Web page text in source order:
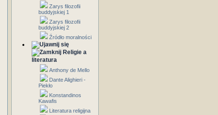
Zarys filozofii
buddyjskiej 1
Zarys filozofii
buddyjskiej 2
Źródło moralności
Religie a
literatura
Anthony de Mello
Dante Alighieri -
Piekło
Konstandinos
Kawafis
Literatura religijna